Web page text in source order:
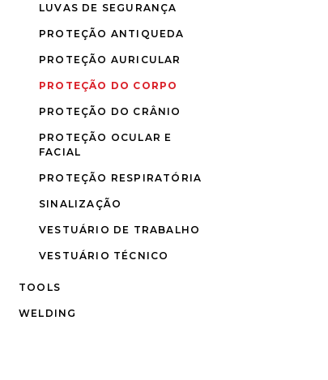
LUVAS DE SEGURANÇA
PROTEÇÃO ANTIQUEDA
PROTEÇÃO AURICULAR
PROTEÇÃO DO CORPO
PROTEÇÃO DO CRÂNIO
PROTEÇÃO OCULAR E
FACIAL
PROTEÇÃO RESPIRATÓRIA
SINALIZAÇÃO
VESTUÁRIO DE TRABALHO
VESTUÁRIO TÉCNICO
TOOLS
WELDING